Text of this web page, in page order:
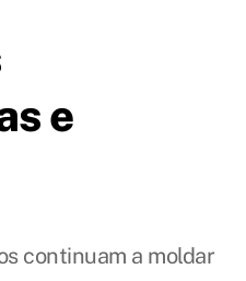
e
continuam a moldar